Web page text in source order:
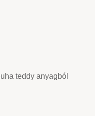
teddy anyagból